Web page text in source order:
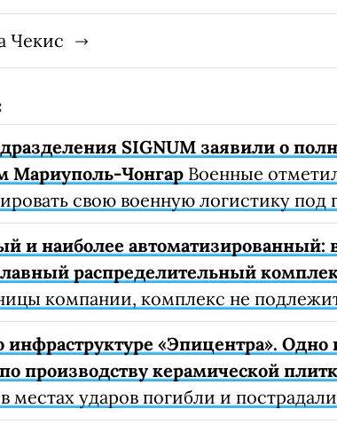
Чекис
SIGNUM заявили о
Мариуполь-Чонгар Военные
свою военную логистику под
и наиболее автоматизированный:
распределительный
компании, комплекс не
инфраструктуре «Эпицентра».
производству керамической
местах ударов погибли и